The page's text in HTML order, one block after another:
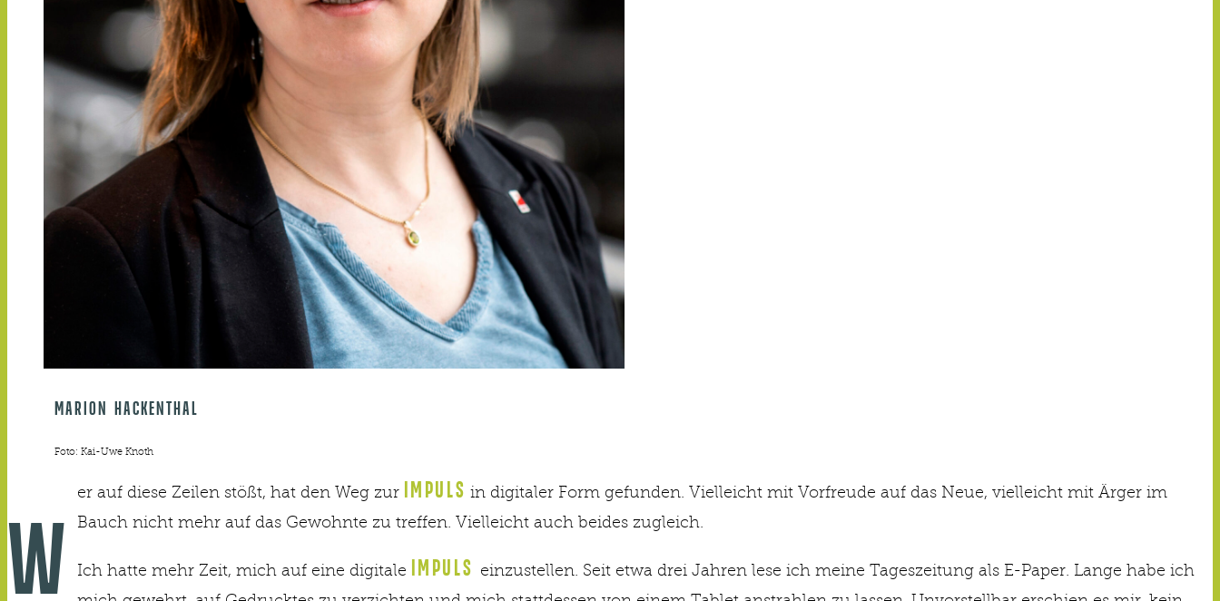
MARION HACKENTHAL
Foto: Kai-Uwe Knoth
W
er auf diese Zeilen stößt, hat den Weg zur IMPULS in digitaler Form gefunden. Vielleicht mit Vorfreude auf das Neue, vielleicht mit Ärger im
Bauch nicht mehr auf das Gewohnte zu treffen. Vielleicht auch beides zugleich.
Ich hatte mehr Zeit, mich auf eine digitale IMPULS einzustellen. Seit etwa drei Jahren lese ich meine Tageszeitung als E-Paper. Lange habe ich